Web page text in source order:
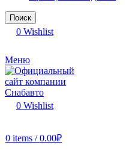
Поиск
0 Wishlist
Меню
0 Wishlist
0 items / 0.00₽